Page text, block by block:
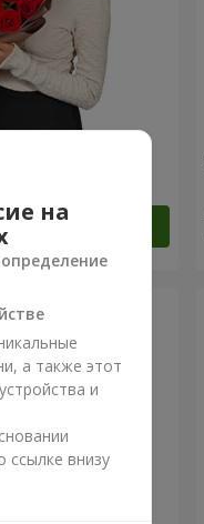
красная роза!"
на
а также этот
и
внизу